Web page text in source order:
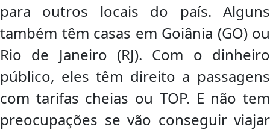
para outros locais do país. Alguns
também têm casas em Goiânia (GO) ou
Rio de Janeiro (RJ). Com o dinheiro
público, eles têm direito a passagens
com tarifas cheias ou TOP. E não tem
preocupações se vão conseguir viajar